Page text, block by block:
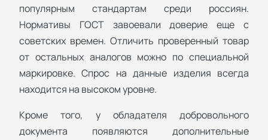
популярным стандартам среди россиян.
Нормативы ГОСТ завоевали доверие еще с
советских времен. Отличить проверенный товар
от остальных аналогов можно по специальной
маркировке. Спрос на данные изделия всегда
находится на высоком уровне.
Кроме того, у обладателя добровольного
документа появляются дополнительные